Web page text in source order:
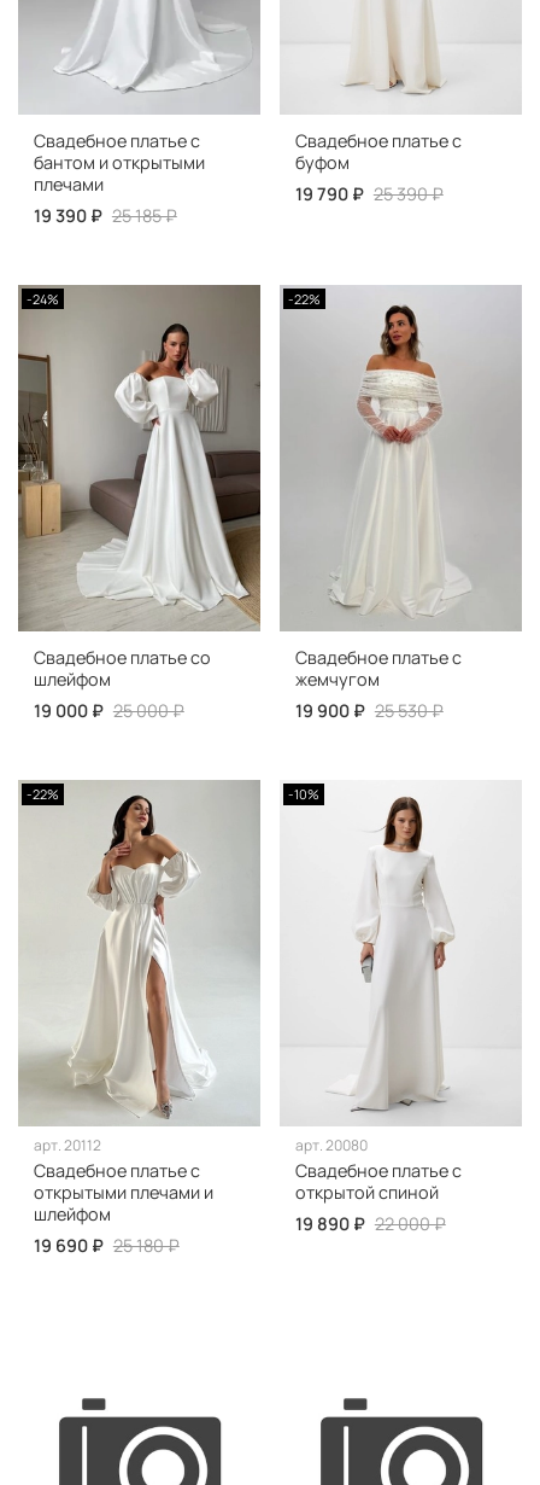
Свадебное платье с
бантом и открытыми
плечами
19 390 ₽ 25 185 ₽
Свадебное платье с
буфом
19 790 ₽ 25 390 ₽
-24%
Свадебное платье со
шлейфом
19 000 ₽ 25 000 ₽
-22%
Свадебное платье с
жемчугом
19 900 ₽ 25 530 ₽
-22%
арт.20112
Свадебное платье с
открытыми плечами и
шлейфом
19 690 ₽ 25 180 ₽
-10%
арт.20080
Свадебное платье с
открытой спиной
19 890 ₽ 22 000 ₽